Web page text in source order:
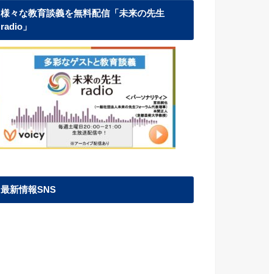
様々な教育談義を無料配信「未来の先生
radio」
最新情報SNS